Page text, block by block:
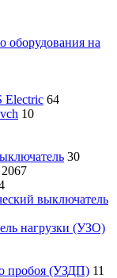
оборудования на
Electric 64
10
30
2067
выключатель
нагрузки (УЗО)
пробоя (УЗДП) 11